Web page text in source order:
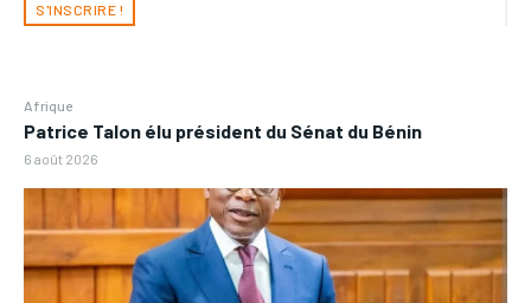
S'INSCRIRE !
Afrique
Patrice Talon élu président du Sénat du Bénin
6 août 2026